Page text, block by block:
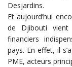
Desjardins.
Et aujourd’hui
de Djibouti vient
financiers
pays. En effet, il
PME, acteurs